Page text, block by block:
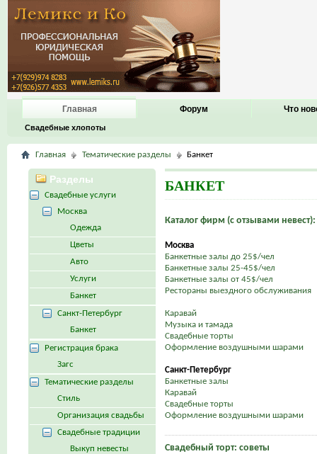
Главная
Свадебные хлопоты
Форум Что
Главная Тематические разделы Банкет
БАНКЕТ
Каталог фирм (с отзывами невест):
Москва
Банкетные залы до 25$/чел
Банкетные залы 25-45$/чел
Банкетные залы от 45$/чел
Рестораны выездного обслуживания
Каравай
Музыка и тамада
Свадебные торты
Оформление воздушными шарами
Санкт-Петербург
Банкетные залы
Каравай
Свадебные торты
Оформление воздушными шарами
Свадебный торт: советы
Разделы
Свадебные услуги
Москва
Одежда
Цветы
Авто
Услуги
Банкет
Санкт-Петербург
Банкет
Регистрация брака
Загс
Тематические разделы
Стиль
Организация свадьбы
Свадебные традиции
Выкуп невесты